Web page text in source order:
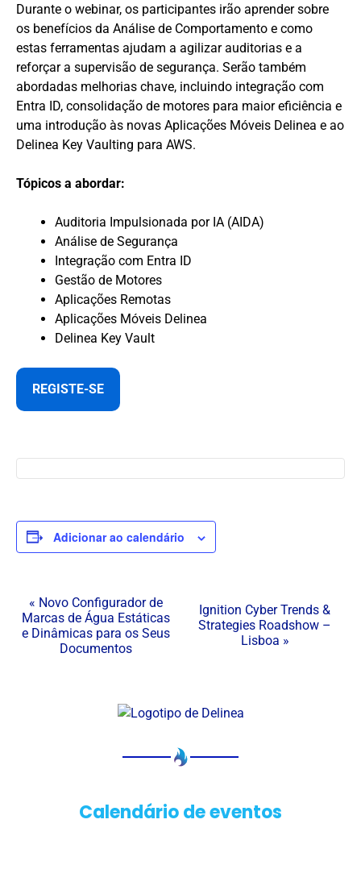
Durante o webinar, os participantes irão aprender sobre
os benefícios da Análise de Comportamento e como
estas ferramentas ajudam a agilizar auditorias e a
reforçar a supervisão de segurança. Serão também
abordadas melhorias chave, incluindo integração com
Entra ID, consolidação de motores para maior eficiência e
uma introdução às novas Aplicações Móveis Delinea e ao
Delinea Key Vaulting para AWS.
Tópicos a abordar:
Auditoria Impulsionada por IA (AIDA)
Análise de Segurança
Integração com Entra ID
Gestão de Motores
Aplicações Remotas
Aplicações Móveis Delinea
Delinea Key Vault
REGISTE-SE
Adicionar ao calendário
a
« Novo Configurador de
Marcas de Água Estáticas
e Dinâmicas para os Seus
Documentos
Ignition Cyber Trends &
Strategies Roadshow –
Lisboa »
Calendário de eventos